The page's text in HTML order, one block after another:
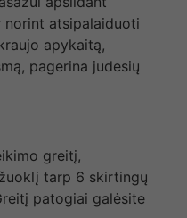
norint atsipalaiduoti
apykaitą,
pagerina judesių
greitį,
tarp 6 skirtingų
patogiai galėsite